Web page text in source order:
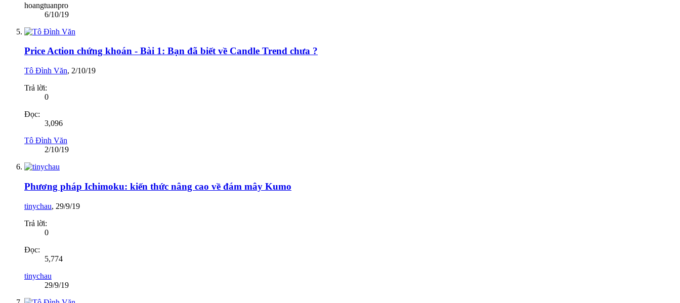
hoangtuanpro
6/10/19
Price Action chứng khoán - Bài 1: Bạn đã biết về Candle Trend chưa ?
Tô Đình Văn, 2/10/19
Trả lời:
0
Đọc:
3,096
Tô Đình Văn
2/10/19
Phương pháp Ichimoku: kiến thức nâng cao về đám mây Kumo
tinychau, 29/9/19
Trả lời:
0
Đọc:
5,774
tinychau
29/9/19